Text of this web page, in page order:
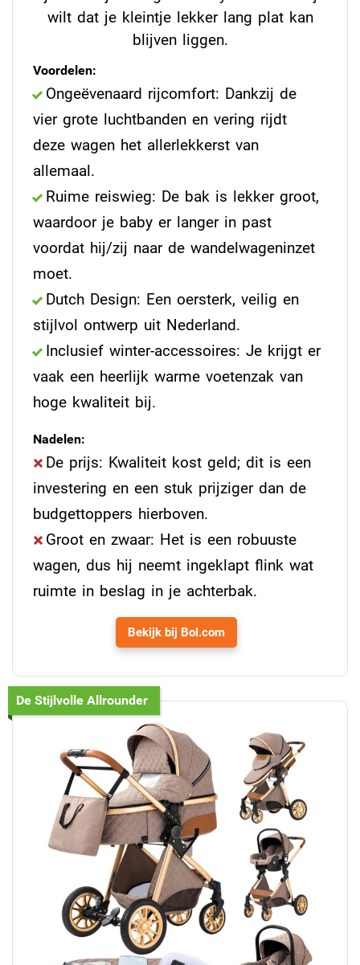
wilt dat je kleintje lekker lang plat kan
blijven liggen.
Voordelen:
Ongeëvenaard rijcomfort: Dankzij de
vier grote luchtbanden en vering rijdt
deze wagen het allerlekkerst van
allemaal.
Ruime reiswieg: De bak is lekker groot,
waardoor je baby er langer in past
voordat hij/zij naar de wandelwageninzet
moet.
Dutch Design: Een oersterk, veilig en
stijlvol ontwerp uit Nederland.
Inclusief winter-accessoires: Je krijgt er
vaak een heerlijk warme voetenzak van
hoge kwaliteit bij.
Nadelen:
De prijs: Kwaliteit kost geld; dit is een
investering en een stuk prijziger dan de
budgettoppers hierboven.
Groot en zwaar: Het is een robuuste
wagen, dus hij neemt ingeklapt flink wat
ruimte in beslag in je achterbak.
Bekijk bij Bol.com
De Stijlvolle Allrounder